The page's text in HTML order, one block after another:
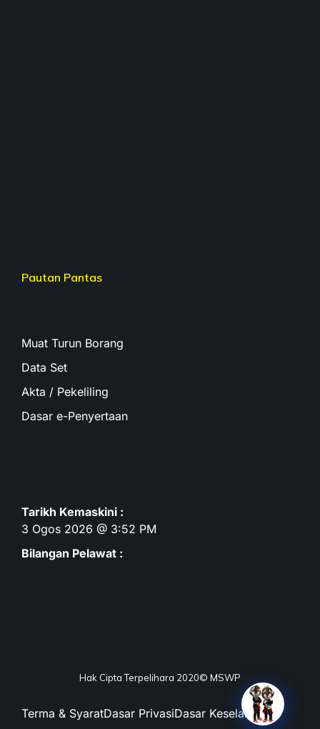
Pautan Pantas
Muat Turun Borang
Data Set
Akta / Pekeliling
Dasar e-Penyertaan
Tarikh Kemaskini :
3 Ogos 2026 @ 3:52 PM
Bilangan Pelawat :
Hak Cipta Terpelihara 2020© MSWP
Terma & SyaratDasar PrivasiDasar Keselamatan